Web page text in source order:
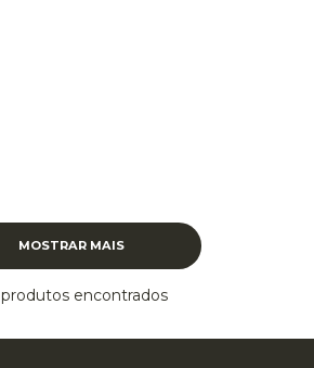
MOSTRAR MAIS
produtos